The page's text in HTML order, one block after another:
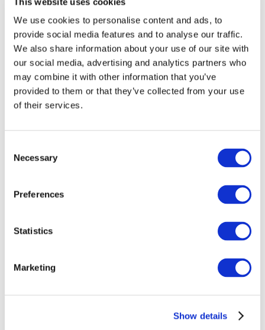
We use cookies to personalise content and ads, to
provide social media features and to analyse our traffic.
We also share information about your use of our site with
our social media, advertising and analytics partners who
may combine it with other information that you’ve
provided to them or that they’ve collected from your use
of their services.
Selection
Necessary
Preferences
Statistics
Marketing
Show details
Шоу